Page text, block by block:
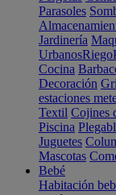
Parasoles
Jardinería
UrbanosRiego
Cocina
Decoración
estaciones
Textil Cojines
Piscina
Juguetes
Mascotas
Bebé
Habitación